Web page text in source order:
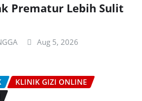
Prematur Lebih Sulit
Aug 5, 2026
KLINIK GIZI ONLINE